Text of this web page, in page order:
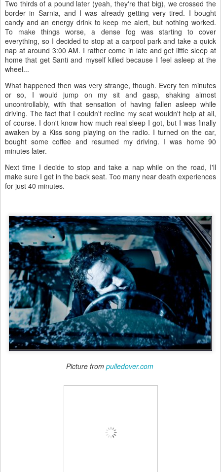
Two thirds of a pound later (yeah, they're that big), we crossed the
border in Sarnia, and I was already getting very tired. I bought
candy and an energy drink to keep me alert, but nothing worked.
To make things worse, a dense fog was starting to cover
everything, so I decided to stop at a carpool park and take a quick
nap at around 3:00 AM. I rather come in late and get little sleep at
home that get Santi and myself killed because I feel asleep at the
wheel...
What happened then was very strange, though. Every ten minutes
or so, I would jump on my sit and gasp, shaking almost
uncontrollably, with that sensation of having fallen asleep while
driving. The fact that I couldn't recline my seat wouldn't help at all,
of course. I don't know how much real sleep I got, but I was finally
awaken by a Kiss song playing on the radio. I turned on the car,
bought some coffee and resumed my driving. I was home 90
minutes later.
Next time I decide to stop and take a nap while on the road, I'll
make sure I get in the back seat. Too many near death experiences
for just 40 minutes.
Picture from pulledover.com